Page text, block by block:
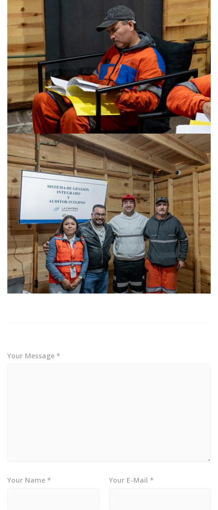
Your Message *
Your Name * Your E-Mail *